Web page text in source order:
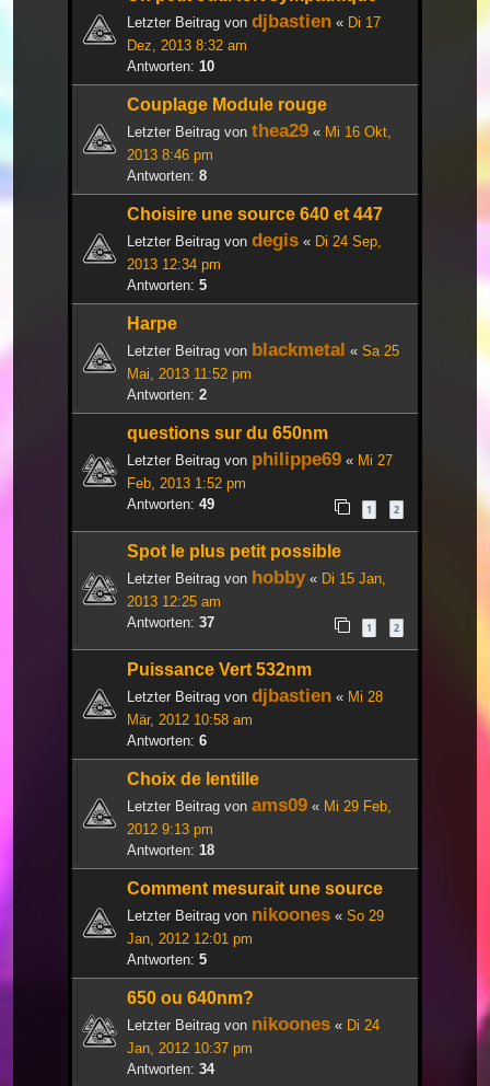
Letzter Beitrag von djbastien « Di 17
Dez, 2013 8:32 am
Antworten: 10
Couplage Module rouge
Letzter Beitrag von thea29 « Mi 16 Okt,
2013 8:46 pm
Antworten: 8
Choisire une source 640 et 447
Letzter Beitrag von degis « Di 24 Sep,
2013 12:34 pm
Antworten: 5
Harpe
Letzter Beitrag von blackmetal « Sa 25
Mai, 2013 11:52 pm
Antworten: 2
questions sur du 650nm
Letzter Beitrag von philippe69 « Mi 27
Feb, 2013 1:52 pm
Antworten: 49 1 2
Spot le plus petit possible
Letzter Beitrag von hobby« Di 15 Jan,
2013 12:25 am
Antworten: 37 1 2
Puissance Vert 532nm
Letzter Beitrag von djbastien « Mi 28
Mär, 2012 10:58 am
Antworten: 6
Choix de lentille
Letzter Beitrag von ams09 « Mi 29 Feb,
2012 9:13 pm
Antworten: 18
Comment mesurait une source
Letzter Beitrag von nikoones « So 29
Jan, 2012 12:01 pm
Antworten: 5
650 ou 640nm?
Letzter Beitrag von nikoones « Di 24
Jan, 2012 10:37 pm
Antworten: 34